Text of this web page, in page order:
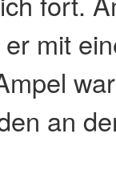
mit
an